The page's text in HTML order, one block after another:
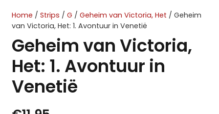
Home / Strips / G / Geheim van Victoria, Het / Geheim
van Victoria, Het: 1. Avontuur in Venetië
Geheim van Victoria,
Het: 1. Avontuur in
Venetië